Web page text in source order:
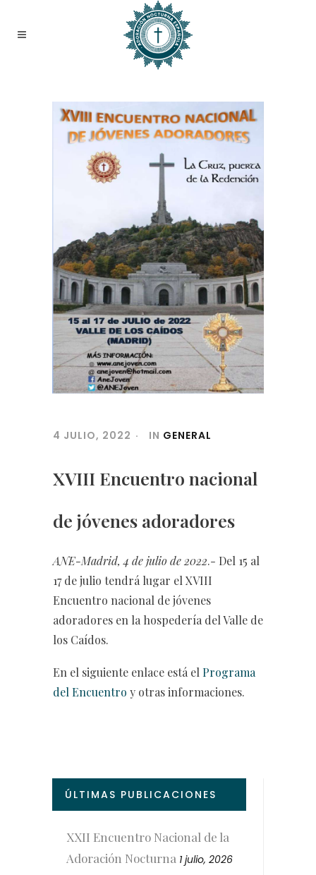
4 JULIO, 2022 IN GENERAL
XVIII Encuentro nacional
de jóvenes adoradores
ANE-Madrid, 4 de julio de 2022.- Del 15 al
17 de julio tendrá lugar el XVIII
Encuentro nacional de jóvenes
adoradores en la hospedería del Valle de
los Caídos.
En el siguiente enlace está elPrograma
del Encuentro y otras informaciones.
ÚLTIMAS PUBLICACIONES
XXII Encuentro Nacional de la
Adoración Nocturna 1 julio, 2026